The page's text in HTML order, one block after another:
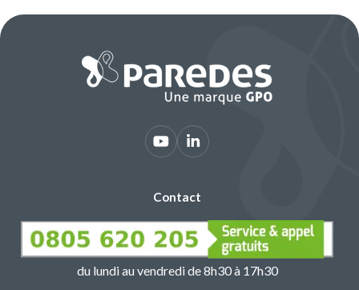
Contact
du lundi au vendredi de 8h30 à 17h30